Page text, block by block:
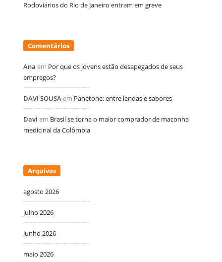
Rodoviários do Rio de Janeiro entram em greve
Comentários
Ana em Por que os jovens estão desapegados de seus
empregos?
DAVI SOUSAem Panetone: entre lendas e sabores
Davi em Brasil se torna o maior comprador de maconha
medicinal da Colômbia
Arquivos
agosto 2026
julho 2026
junho 2026
maio 2026